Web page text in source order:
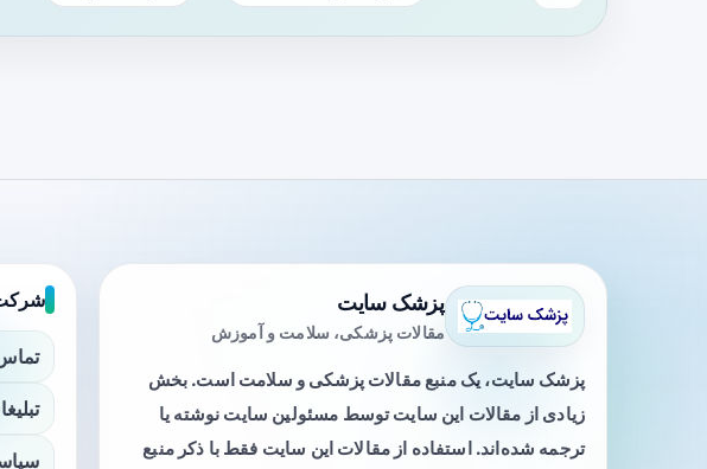
پزشک سایت
مقالات پزشکی، سلامت و آموزش
پزشک سایت، یک منبع مقالات پزشکی و سلامت است. بخش
زیادی از مقالات این سایت توسط مسئولین سایت نوشته یا
ترجمه شده‌اند. استفاده از مقالات این سایت فقط با ذکر منبع